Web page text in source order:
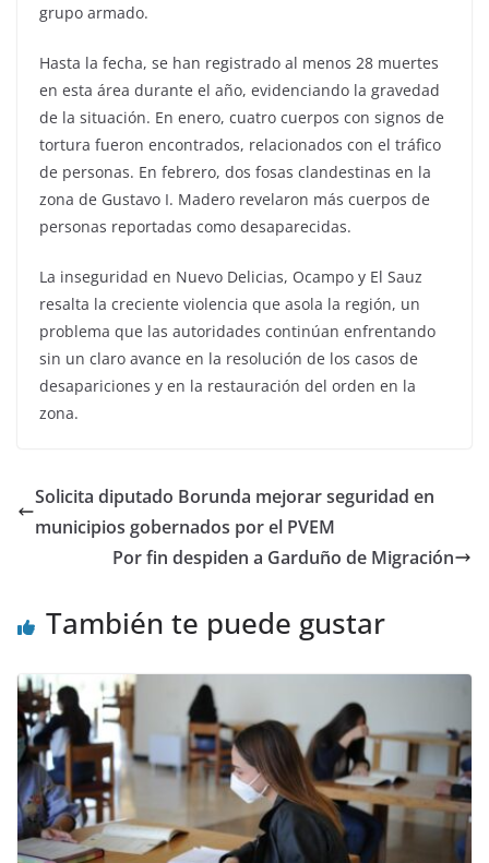
grupo armado.
Hasta la fecha, se han registrado al menos 28 muertes
en esta área durante el año, evidenciando la gravedad
de la situación. En enero, cuatro cuerpos con signos de
tortura fueron encontrados, relacionados con el tráfico
de personas. En febrero, dos fosas clandestinas en la
zona de Gustavo I. Madero revelaron más cuerpos de
personas reportadas como desaparecidas.
La inseguridad en Nuevo Delicias, Ocampo y El Sauz
resalta la creciente violencia que asola la región, un
problema que las autoridades continúan enfrentando
sin un claro avance en la resolución de los casos de
desapariciones y en la restauración del orden en la
zona.
Solicita diputado Borunda mejorar seguridad en
municipios gobernados por el PVEM
Por fin despiden a Garduño de Migración
También te puede gustar